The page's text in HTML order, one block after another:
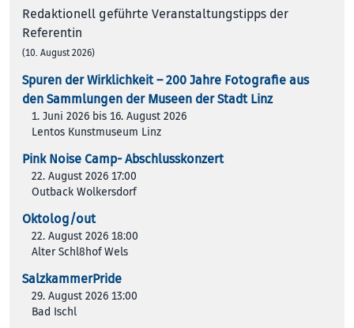
Redaktionell geführte Veranstaltungstipps der
Referentin
(10. August 2026)
Spuren der Wirklichkeit – 200 Jah­re Foto­gra­fie aus
den Samm­lun­gen der Muse­en der Stadt Linz
1. Juni 2026 bis 16. August 2026
Lentos Kunstmuseum Linz
Pink Noise Camp- Abschlusskonzert
22. August 2026 17:00
Outback Wolkersdorf
Oktolog/out
22. August 2026 18:00
Alter Schl8hof Wels
SalzkammerPride
29. August 2026 13:00
Bad Ischl